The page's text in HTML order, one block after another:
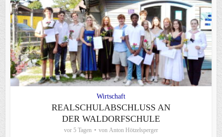
Wirtschaft
REALSCHULABSCHLUSS AN
DER WALDORFSCHULE
vor 5 Tagen von Anton Hötzelsperger